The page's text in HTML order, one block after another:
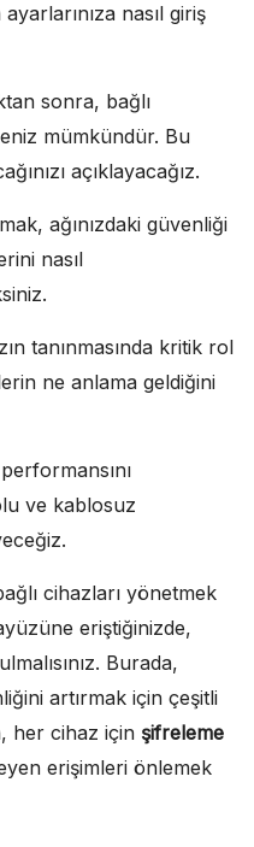
nasıl giriş
sonra, bağlı
mümkündür. Bu
açıklayacağız.
ağınızdaki güvenliği
nasıl
tanınmasında kritik rol
ne anlama geldiğini
ve kablosuz
cihazları yönetmek
eriştiğinizde,
Burada,
artırmak için çeşitli
her cihaz için şifreleme
erişimleri önlemek